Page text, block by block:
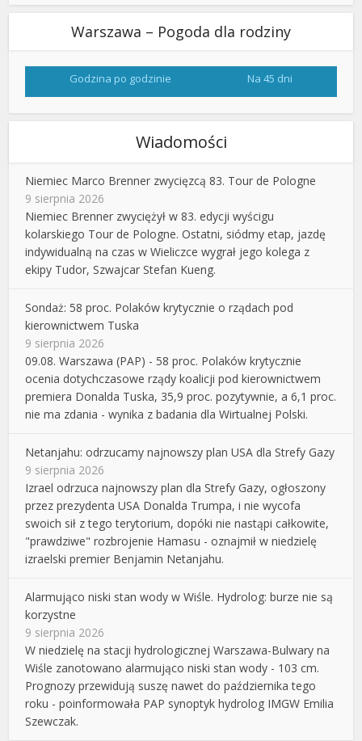
Warszawa – Pogoda dla rodziny
Godzina po godzinie Na 45 dni
Wiadomości
Niemiec Marco Brenner zwycięzcą 83. Tour de Pologne
9 sierpnia 2026
Niemiec Brenner zwyciężył w 83. edycji wyścigu
kolarskiego Tour de Pologne. Ostatni, siódmy etap, jazdę
indywidualną na czas w Wieliczce wygrał jego kolega z
ekipy Tudor, Szwajcar Stefan Kueng.
Sondaż: 58 proc. Polaków krytycznie o rządach pod
kierownictwem Tuska
9 sierpnia 2026
09.08. Warszawa (PAP) - 58 proc. Polaków krytycznie
ocenia dotychczasowe rządy koalicji pod kierownictwem
premiera Donalda Tuska, 35,9 proc. pozytywnie, a 6,1 proc.
nie ma zdania - wynika z badania dla Wirtualnej Polski.
Netanjahu: odrzucamy najnowszy plan USA dla Strefy Gazy
9 sierpnia 2026
Izrael odrzuca najnowszy plan dla Strefy Gazy, ogłoszony
przez prezydenta USA Donalda Trumpa, i nie wycofa
swoich sił z tego terytorium, dopóki nie nastąpi całkowite,
"prawdziwe" rozbrojenie Hamasu - oznajmił w niedzielę
izraelski premier Benjamin Netanjahu.
Alarmująco niski stan wody w Wiśle. Hydrolog: burze nie są
korzystne
9 sierpnia 2026
W niedzielę na stacji hydrologicznej Warszawa-Bulwary na
Wiśle zanotowano alarmująco niski stan wody - 103 cm.
Prognozy przewidują suszę nawet do października tego
roku - poinformowała PAP synoptyk hydrolog IMGW Emilia
Szewczak.